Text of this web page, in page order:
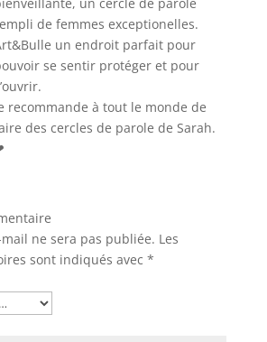
de femmes exceptionelles.
un endroit parfait pour
se sentir protéger et pour
recommande à tout le monde de
des cercles de parole de Sarah.
ne sera pas publiée. Les
sont indiqués avec *